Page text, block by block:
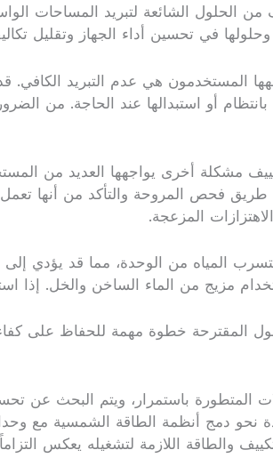
من الحلول الشائعة لتبريد المساحات
في تحسين أداء الجهاز وتقليل
المستخدمون هي عدم التبريد
أو استبدالها عند الحاجة. من
مشكلة أخرى يواجهها العديد من
فحص المروحة والتأكد من أنها
المزعجة.
المياه من الوحدة، مما قد يؤدي إلى
مزيج من الماء الساخن والخل. إذا
المقترحة خطوة مهمة للحفاظ على
المتطورة باستمرار، ويتم البحث عن
نحو دمج أنظمة الطاقة الشمسية مع
والطاقة اللازمة لتشغيله يعكس